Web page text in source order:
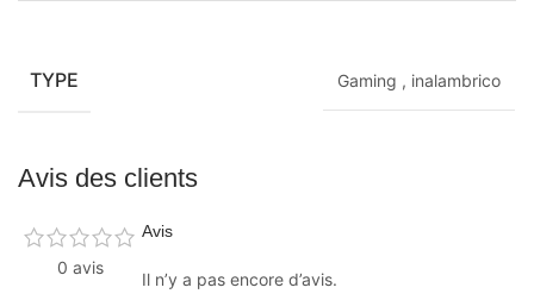
TYPE Gaming , inalambrico
Avis des clients
0 avis
Avis
Il n’y a pas encore d’avis.